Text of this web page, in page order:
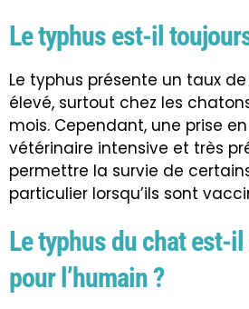
Le typhus est-il
Le typhus présente un taux
élevé, surtout chez les
mois. Cependant, une prise
vétérinaire intensive et très
permettre la survie de
particulier lorsqu’ils sont
Le typhus du chat est-
pour l’humain ?